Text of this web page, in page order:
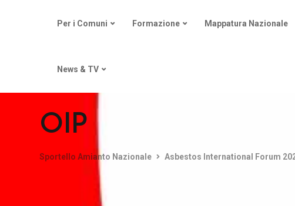
Per i Comuni Formazione Mappatura Nazionale
News & TV
OIP
Sportello Amianto Nazionale Asbestos International Forum